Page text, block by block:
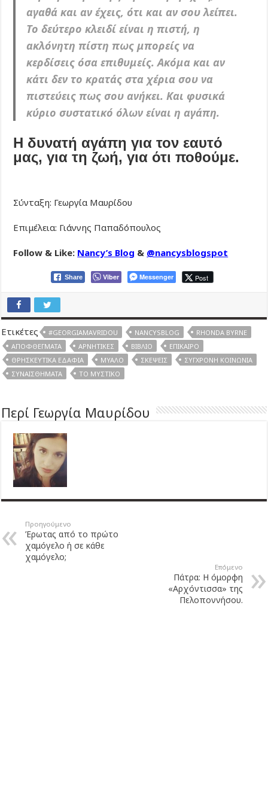
αγαθά και αν έχεις, ότι και αν σου λείπει.
Το δεύτερο κλειδί είναι η πιστή, η
ακλόνητη πίστη πως μπορείς να
κερδίσεις όσα επιθυμείς. Ακόμα και αν
κάτι δεν το κρατάς στα χέρια σου να
πιστεύεις πως σου ανήκει. Και φυσικά
κύριο συστατικό όλων είναι η αγάπη.
Η δυνατή αγάπη για τον εαυτό
μας, για τη ζωή, για ότι ποθούμε.
Σύνταξη: Γεωργία Μαυρίδου
Επιμέλεια: Γιάννης Παπαδόπουλος
Follow & Like: Nancy’s Blog & @nancysblogspot
Share Viber Messenger Post
Ετικέτες #GEORGIAMAVRIDOU NANCYSBLOG
RHONDA BYRNE
ΑΠΟΦΘΈΓΜΑΤΑ
ΑΡΝΗΤΙΚΈΣ ΒΙΒΛΊΟ
ΕΠΊΚΑΙΡΟ
ΘΡΗΣΚΕΥΤΙΚΆ ΕΔΆΦΙΑ
ΜΥΑΛΌ ΣΚΈΨΕΙΣ
ΣΎΓΧΡΟΝΗ ΚΟΙΝΩΝΊΑ
ΣΥΝΑΙΣΘΉΜΑΤΑ
ΤΟ ΜΥΣΤΙΚΌ
Περί Γεωργία Μαυρίδου
Προηγούμενο
Έρωτας από το πρώτο
χαμόγελο ή σε κάθε
χαμόγελο;
Επόμενο
Πάτρα: Η όμορφη
«Αρχόντισσα» της
Πελοποννήσου.